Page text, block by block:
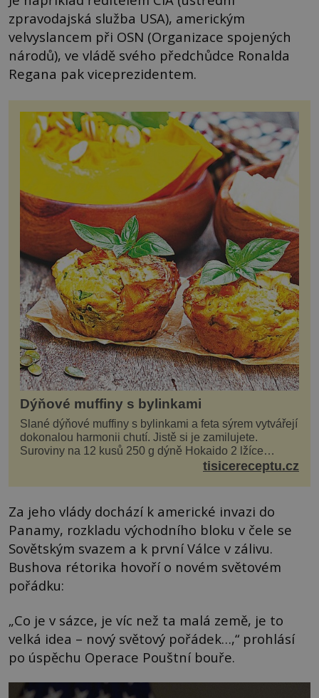
zpravodajská služba USA), americkým
velvyslancem při OSN (Organizace spojených
národů), ve vládě svého předchůdce Ronalda
Regana pak viceprezidentem.
Dýňové muffiny s bylinkami
Slané dýňové muffiny s bylinkami a feta sýrem vytvářejí
dokonalou harmonii chutí. Jistě si je zamilujete.
Suroviny na 12 kusů 250 g dýně Hokaido 2 lžíce
olivového oleje sůl, pepř hrst nasekaných špen...
tisicereceptu.cz
Za jeho vlády dochází k americké invazi do
Panamy, rozkladu východního bloku v čele se
Sovětským svazem a k první Válce v zálivu.
Bushova rétorika hovoří o novém světovém
pořádku:
„Co je v sázce, je víc než ta malá země, je to
velká idea – nový světový pořádek…,“ prohlásí
po úspěchu Operace Pouštní bouře.